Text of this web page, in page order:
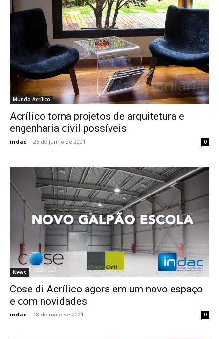
Mundo Acrílico
Acrílico torna projetos de arquitetura e
engenharia civil possíveis
indac - 25 de junho de 2021 0
News
Cose di Acrílico agora em um novo espaço
e com novidades
indac - 18 de maio de 2021 0